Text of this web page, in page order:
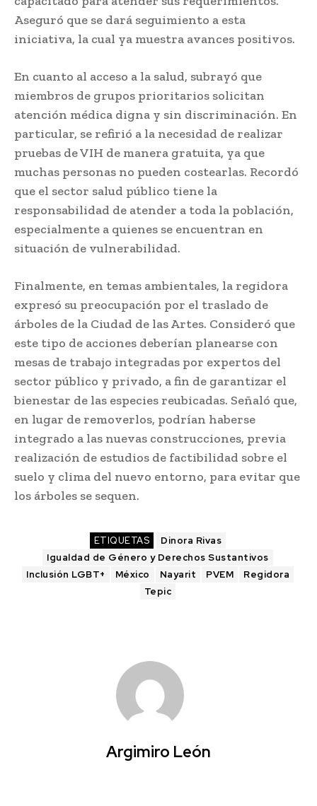
Aseguró que se dará seguimiento a esta
iniciativa, la cual ya muestra avances positivos.
En cuanto al acceso a la salud, subrayó que
miembros de grupos prioritarios solicitan
atención médica digna y sin discriminación. En
particular, se refirió a la necesidad de realizar
pruebas de VIH de manera gratuita, ya que
muchas personas no pueden costearlas. Recordó
que el sector salud público tiene la
responsabilidad de atender a toda la población,
especialmente a quienes se encuentran en
situación de vulnerabilidad.
Finalmente, en temas ambientales, la regidora
expresó su preocupación por el traslado de
árboles de la Ciudad de las Artes. Consideró que
este tipo de acciones deberían planearse con
mesas de trabajo integradas por expertos del
sector público y privado, a fin de garantizar el
bienestar de las especies reubicadas. Señaló que,
en lugar de removerlos, podrían haberse
integrado a las nuevas construcciones, previa
realización de estudios de factibilidad sobre el
suelo y clima del nuevo entorno, para evitar que
los árboles se sequen.
ETIQUETAS
Dinora Rivas
Igualdad de Género y Derechos Sustantivos
Inclusión LGBT+
México Nayarit PVEM
Regidora
Tepic
Argimiro León